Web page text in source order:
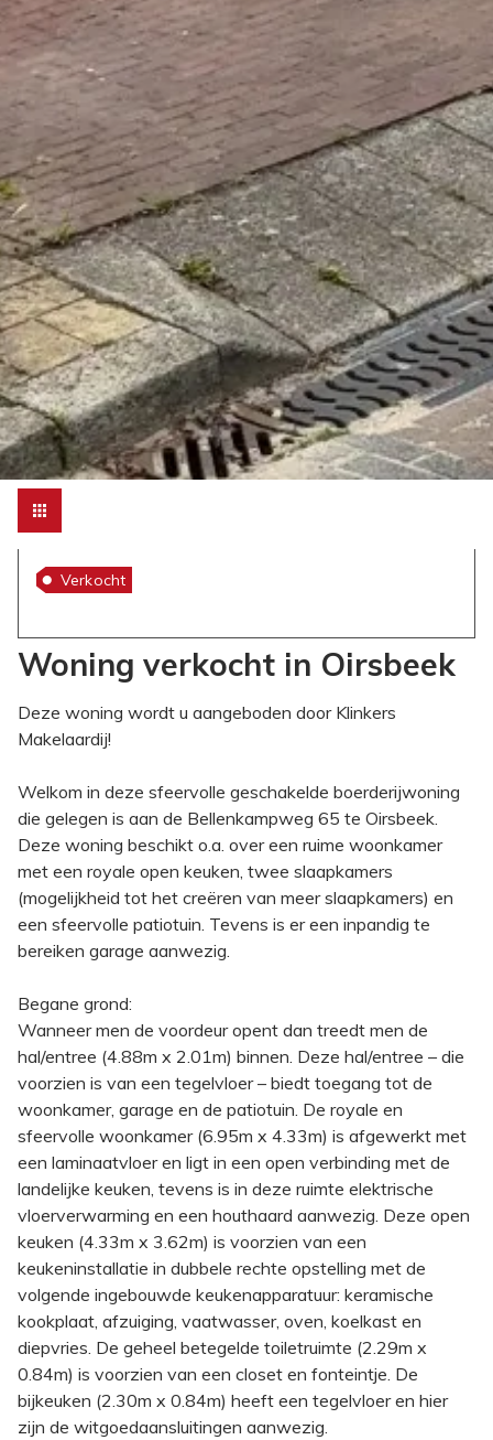
Woning verkocht in Oirsbeek
Verkocht
Deze woning wordt u aangeboden door Klinkers
Makelaardij!
Welkom in deze sfeervolle geschakelde boerderijwoning
die gelegen is aan de Bellenkampweg 65 te Oirsbeek.
Deze woning beschikt o.a. over een ruime woonkamer
met een royale open keuken, twee slaapkamers
(mogelijkheid tot het creëren van meer slaapkamers) en
een sfeervolle patiotuin. Tevens is er een inpandig te
bereiken garage aanwezig.
Begane grond:
Wanneer men de voordeur opent dan treedt men de
hal/entree (4.88m x 2.01m) binnen. Deze hal/entree – die
voorzien is van een tegelvloer – biedt toegang tot de
woonkamer, garage en de patiotuin. De royale en
sfeervolle woonkamer (6.95m x 4.33m) is afgewerkt met
een laminaatvloer en ligt in een open verbinding met de
landelijke keuken, tevens is in deze ruimte elektrische
vloerverwarming en een houthaard aanwezig. Deze open
keuken (4.33m x 3.62m) is voorzien van een
keukeninstallatie in dubbele rechte opstelling met de
volgende ingebouwde keukenapparatuur: keramische
kookplaat, afzuiging, vaatwasser, oven, koelkast en
diepvries. De geheel betegelde toiletruimte (2.29m x
0.84m) is voorzien van een closet en fonteintje. De
bijkeuken (2.30m x 0.84m) heeft een tegelvloer en hier
zijn de witgoedaansluitingen aanwezig.